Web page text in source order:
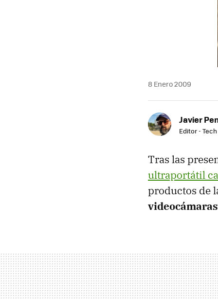
8 Enero 2009
Javier
Editor - Tech
Tras las
ultraportátil
productos de